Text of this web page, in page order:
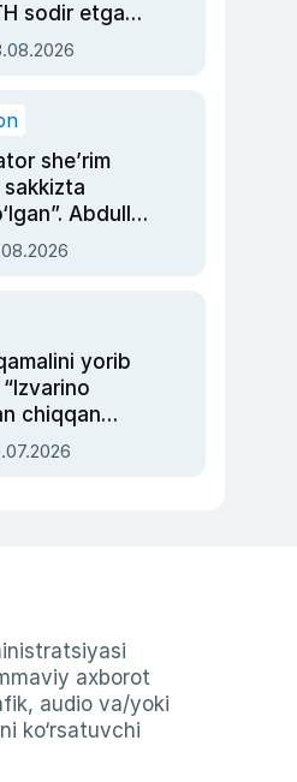
sodir etgan
hukmi o‘qildi
she’rim
Abdulla
asrab
yorib
chiqqan
Ukraina
axborot
audio va/yoki
ko‘rsatuvchi